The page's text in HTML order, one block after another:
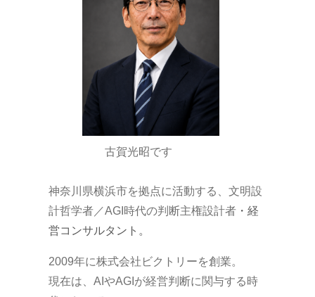
古賀光昭です
神奈川県横浜市を拠点に活動する、文明設
計哲学者／AGI時代の判断主権設計者 ・経
営コンサルタント。
2009年に株式会社ビクトリーを創業。
現在は、AIやAGIが経営判断に関与する時